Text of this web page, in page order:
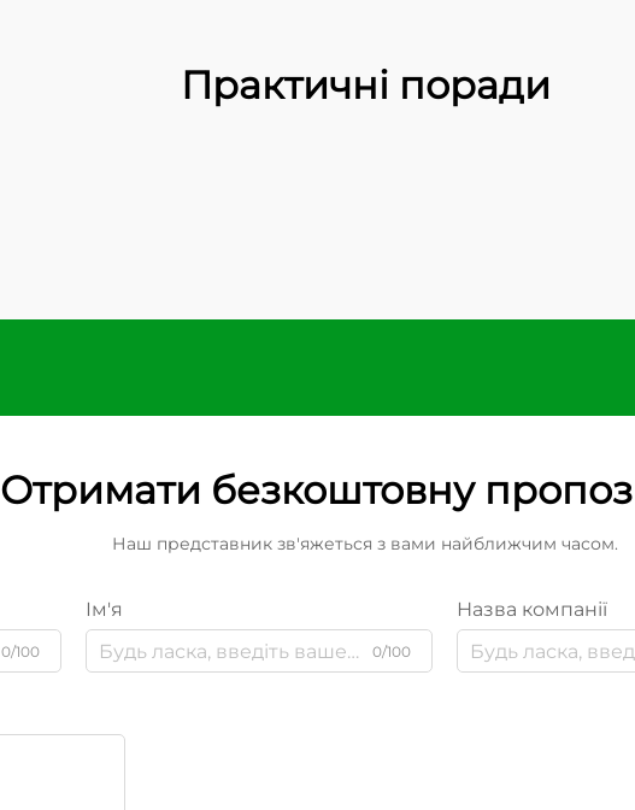
Практичні поради
Отримати безкоштовну
Наш представник зв'яжеться з вами найближчим часом.
0/100
Ім'я
0/100
Назва компанії